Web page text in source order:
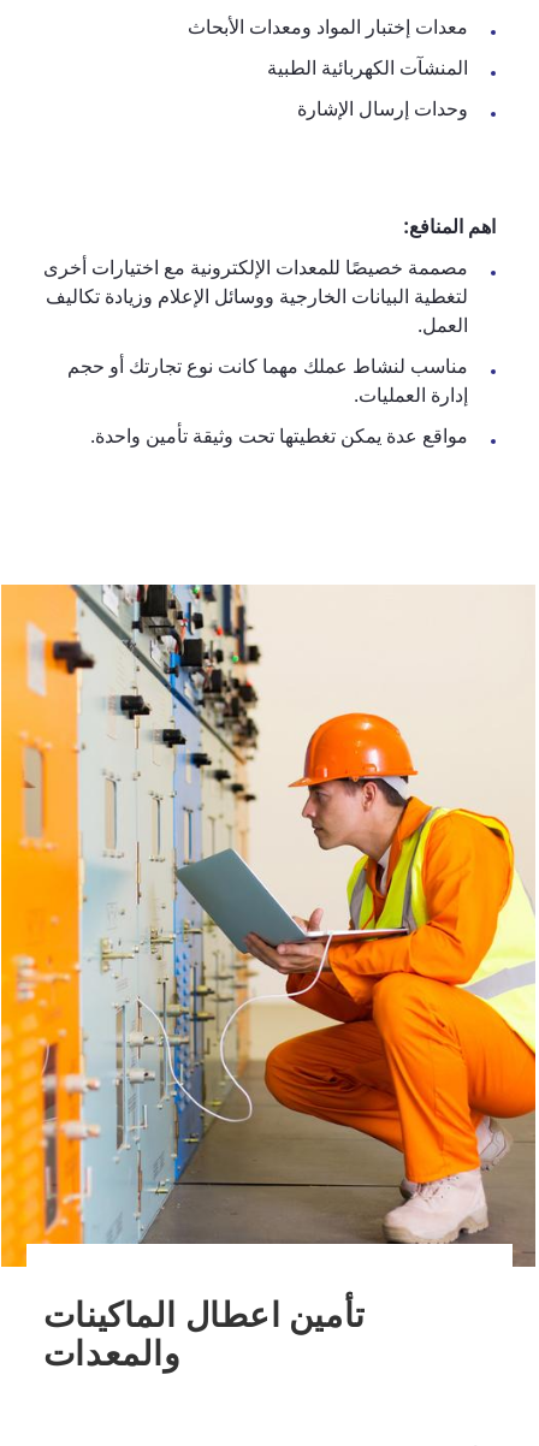
معدات إختبار المواد ومعدات الأبحاث
المنشآت الكهربائية الطبية
وحدات إرسال الإشارة
اهم المنافع:
مصممة خصيصًا للمعدات الإلكترونية مع اختيارات أخرى
لتغطية البيانات الخارجية ووسائل الإعلام وزيادة تكاليف
العمل.
مناسب لنشاط عملك مهما كانت نوع تجارتك أو حجم
إدارة العمليات.
مواقع عدة يمكن تغطيتها تحت وثيقة تأمين واحدة.
تأمين اعطال الماكينات
والمعدات